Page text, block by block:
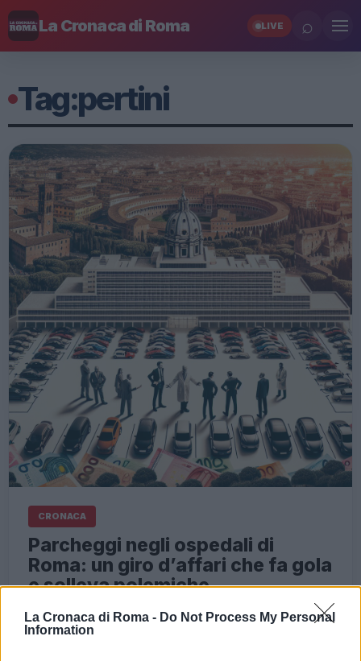
La Cronaca di Roma - Do Not Process My Personal
Information
La Cronaca di Roma LIVE ⌕
Tag:pertini
CRONACA
Parcheggi negli ospedali di
Roma: un giro d’affari che fa gola
e solleva polemiche
3 Maggio 2026 - 20:21Redazione Digitale
All’ombra del Colosseo, l’ansia si mescola